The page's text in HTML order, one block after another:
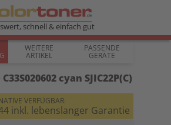
schnell & einfach gut
WEITERE
ARTIKEL
PASSENDE
GERÄTE
cyan SJIC22P(C)
VERFÜGBAR:
inkl. lebenslanger Garantie